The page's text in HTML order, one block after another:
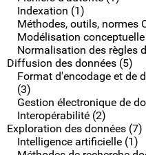
Indexation (1)
Méthodes, outils, normes
Modélisation
Normalisation des règles
Diffusion des données (5)
Format d'encodage et de
(3)
Gestion électronique de
Interopérabilité (2)
Exploration des données (7)
Intelligence artificielle (1)